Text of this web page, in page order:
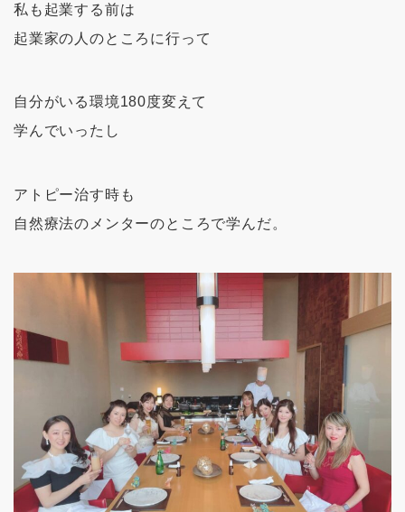
私も起業する前は
起業家の人のところに行って
自分がいる環境180度変えて
学んでいったし
アトピー治す時も
自然療法のメンターのところで学んだ。